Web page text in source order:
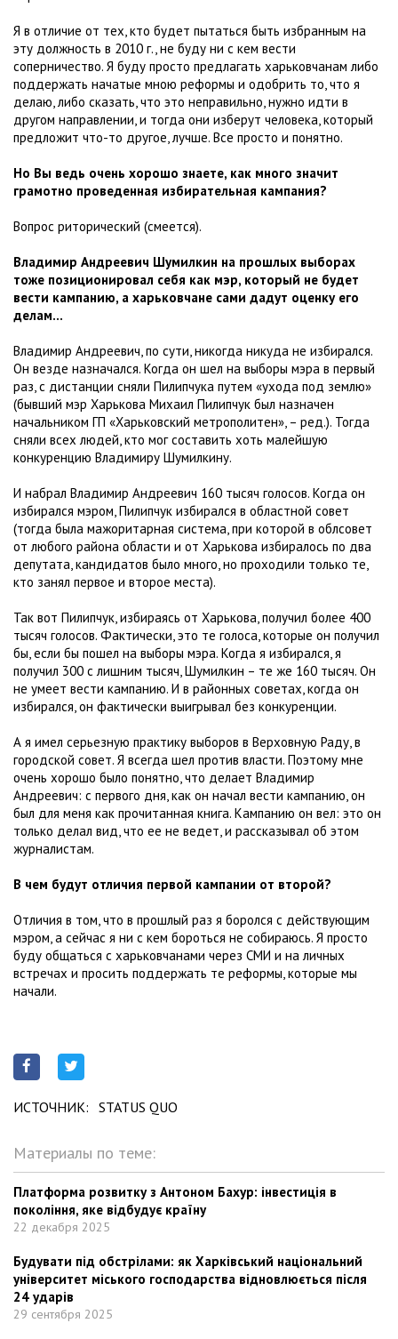
Я в отличие от тех, кто будет пытаться быть избранным на
эту должность в 2010 г., не буду ни с кем вести
соперничество. Я буду просто предлагать харьковчанам либо
поддержать начатые мною реформы и одобрить то, что я
делаю, либо сказать, что это неправильно, нужно идти в
другом направлении, и тогда они изберут человека, который
предложит что-то другое, лучше. Все просто и понятно.
Но Вы ведь очень хорошо знаете, как много значит
грамотно проведенная избирательная кампания?
Вопрос риторический (смеется).
Владимир Андреевич Шумилкин на прошлых выборах
тоже позиционировал себя как мэр, который не будет
вести кампанию, а харьковчане сами дадут оценку его
делам...
Владимир Андреевич, по сути, никогда никуда не избирался.
Он везде назначался. Когда он шел на выборы мэра в первый
раз, с дистанции сняли Пилипчука путем «ухода под землю»
(бывший мэр Харькова Михаил Пилипчук был назначен
начальником ГП «Харьковский метрополитен», – ред.). Тогда
сняли всех людей, кто мог составить хоть малейшую
конкуренцию Владимиру Шумилкину.
И набрал Владимир Андреевич 160 тысяч голосов. Когда он
избирался мэром, Пилипчук избирался в областной совет
(тогда была мажоритарная система, при которой в облсовет
от любого района области и от Харькова избиралось по два
депутата, кандидатов было много, но проходили только те,
кто занял первое и второе места).
Так вот Пилипчук, избираясь от Харькова, получил более 400
тысяч голосов. Фактически, это те голоса, которые он получил
бы, если бы пошел на выборы мэра. Когда я избирался, я
получил 300 с лишним тысяч, Шумилкин – те же 160 тысяч. Он
не умеет вести кампанию. И в районных советах, когда он
избирался, он фактически выигрывал без конкуренции.
А я имел серьезную практику выборов в Верховную Раду, в
городской совет. Я всегда шел против власти. Поэтому мне
очень хорошо было понятно, что делает Владимир
Андреевич: с первого дня, как он начал вести кампанию, он
был для меня как прочитанная книга. Кампанию он вел: это он
только делал вид, что ее не ведет, и рассказывал об этом
журналистам.
В чем будут отличия первой кампании от второй?
Отличия в том, что в прошлый раз я боролся с действующим
мэром, а сейчас я ни с кем бороться не собираюсь. Я просто
буду общаться с харьковчанами через СМИ и на личных
встречах и просить поддержать те реформы, которые мы
начали.
ИСТОЧНИК: STATUS QUO
Материалы по теме:
Платформа розвитку з Антоном Бахур: інвестиція в
покоління, яке відбудує країну
22 декабря 2025
Будувати під обстрілами: як Харківський національний
університет міського господарства відновлюється після
24 ударів
29 сентября 2025